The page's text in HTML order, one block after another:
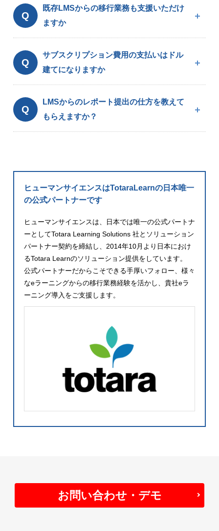
Q
既存LMSからの移行業務も支援いただけ
ますか
Q
サブスクリプション費用の支払いはドル
建てになりますか
Q
LMSからのレポート提出の仕方を教えて
もらえますか？
ヒューマンサイエンスはTotaraLearnの日本唯一
の公式パートナーです
ヒューマンサイエンスは、日本では唯一の公式パートナ
ーとしてTotara Learning Solutions 社とソリューション
パートナー契約を締結し、2014年10月より日本におけ
るTotara Learnのソリューション提供をしています。
公式パートナーだからこそできる手厚いフォロー、様々
なeラーニングからの移行業務経験を活かし、貴社eラ
ーニング導入をご支援します。
お問い合わせ・デモ